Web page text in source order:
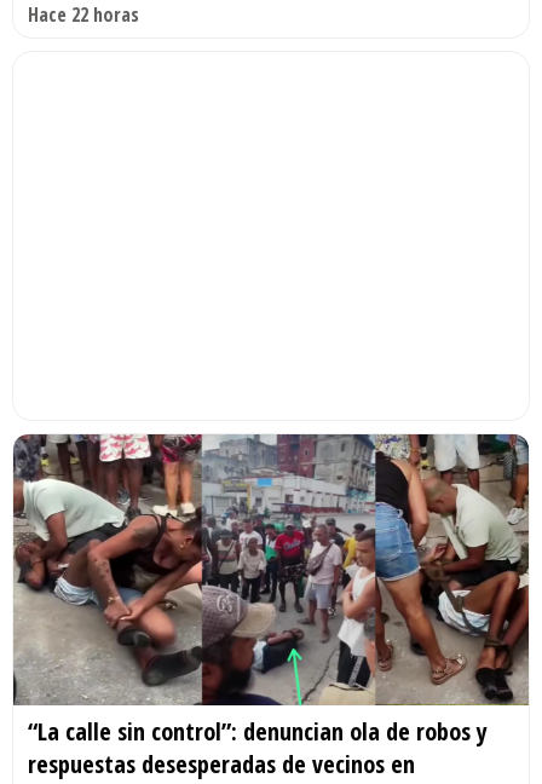
Hace 22 horas
“La calle sin control”: denuncian ola de robos y
respuestas desesperadas de vecinos en